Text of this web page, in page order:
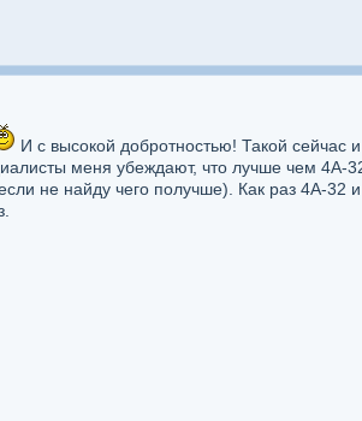
И с высокой добротностью! Такой сейчас
меня убеждают, что лучше чем 4А-
не найду чего получше). Как раз 4А-32